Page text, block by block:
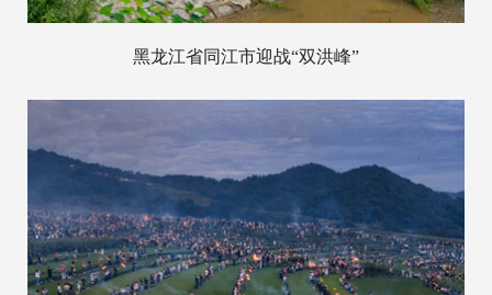
黑龙江省同江市迎战“双洪峰”